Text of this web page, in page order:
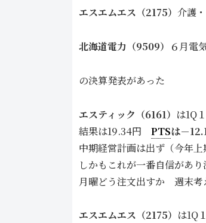
エスエムエス（2175） 介護
北海道電力（9509） ６月電
の決算発表があった
エスティック（6161） は1Q
結果は19.34円 PTSは－
中期経営計画は出ず（今年上
しかもこれが一番自信があ
月曜どう注文出すか 週末考
エスエムエス（2175） は1Q